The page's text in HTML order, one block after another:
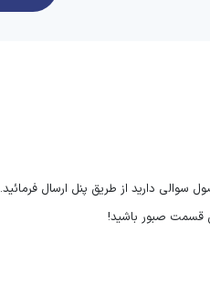
سوالی دارید از طریق پنل ارسال فرمائید.
صبور باشید!